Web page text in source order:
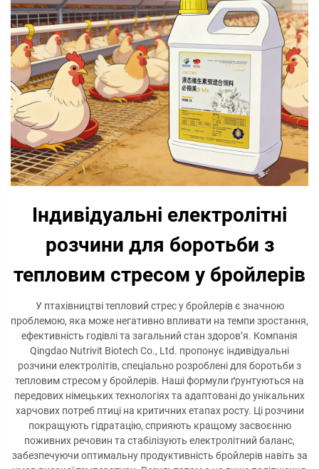
Індивідуальні електролітні
розчини для боротьби з
тепловим стресом у бройлерів
У птахівництві тепловий стрес у бройлерів є значною
проблемою, яка може негативно впливати на темпи зростання,
ефективність годівлі та загальний стан здоров’я. Компанія
Qingdao Nutrivit Biotech Co., Ltd. пропонує індивідуальні
розчини електролітів, спеціально розроблені для боротьби з
тепловим стресом у бройлерів. Наші формули ґрунтуються на
передових німецьких технологіях та адаптовані до унікальних
харчових потреб птиці на критичних етапах росту. Ці розчини
покращують гідратацію, сприяють кращому засвоєнню
поживних речовин та стабілізують електролітний баланс,
забезпечуючи оптимальну продуктивність бройлерів навіть за